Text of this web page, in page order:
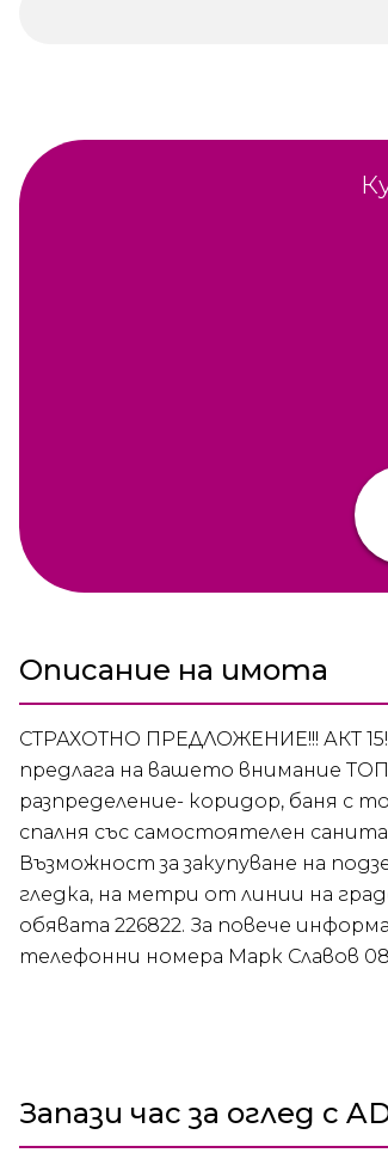
Описание на имота
СТРАХОТНО ПРЕДЛОЖЕНИЕ!!! АКТ
предлага на вашето внимание
разпределение- коридор, баня с
спалня със самостоятелен
Възможност за закупуване на
гледка, на метри от линии на
обявата 226822. За повече
телефонни номера Марк Славов
Запази час за оглед с